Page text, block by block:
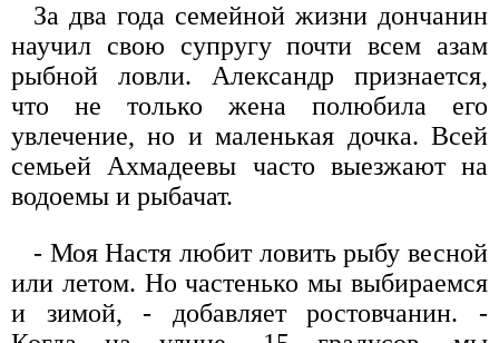
За два года семейной жизни дончанин
научил свою супругу почти всем азам
рыбной ловли. Александр признается,
что не только жена полюбила его
увлечение, но и маленькая дочка. Всей
семьей Ахмадеевы часто выезжают на
водоемы и рыбачат.
- Моя Настя любит ловить рыбу весной
или летом. Но частенько мы выбираемся
и зимой, - добавляет ростовчанин. -